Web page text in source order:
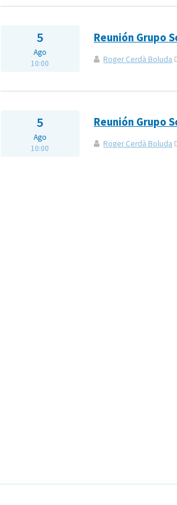
5
Ago
10:00
Reunión Grupo
Roger Cerdà Boluda
5
Ago
10:00
Reunión Grupo
Roger Cerdà Boluda